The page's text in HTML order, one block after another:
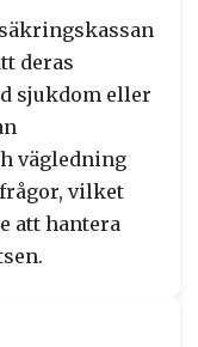
deras
sjukdom eller
vägledning
vilket
att hantera